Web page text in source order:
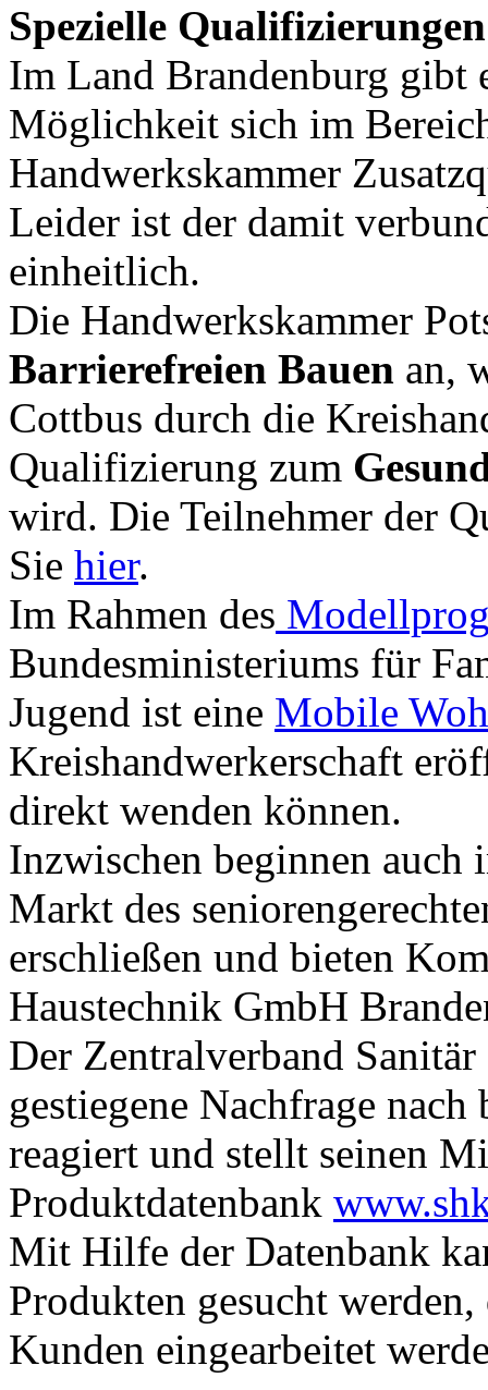
Spezielle
Im Land Brandenburg gibt
Möglichkeit sich im
Handwerkskammer
Leider ist der damit
einheitlich.
Die Handwerkskammer
Barrierefreien Bauen an,
Cottbus durch die
Qualifizierung zum
wird. Die Teilnehmer der
Sie hier.
Im Rahmen des
Bundesministeriums für
Jugend ist eine Mobile
Kreishandwerkerschaft
direkt wenden können.
Inzwischen beginnen auch
Markt des
erschließen und bieten
Haustechnik GmbH
Der Zentralverband
gestiegene Nachfrage
reagiert und stellt seinen
Produktdatenbank
Mit Hilfe der Datenbank
Produkten gesucht
Kunden eingearbeitet